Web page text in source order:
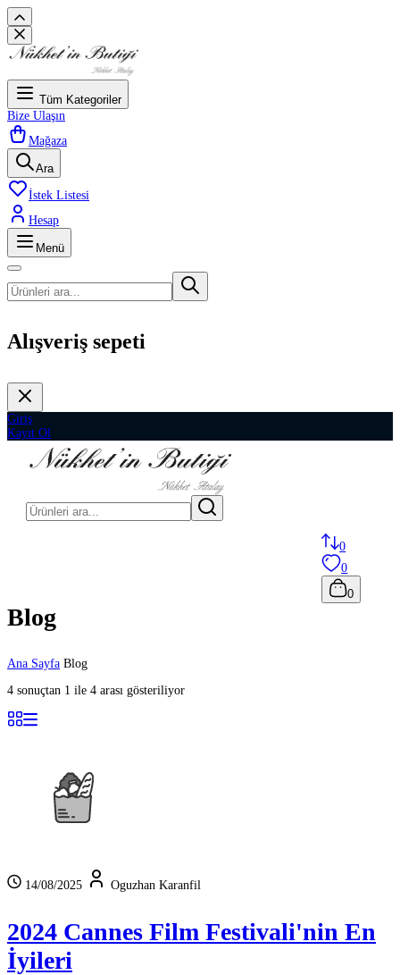
Tüm Kategoriler
Bize Ulaşın
Mağaza
Ara
İstek Listesi
Hesap
Menü
Alışveriş sepeti
Giriş
Kayıt Ol
0
0
0
Blog
Ana Sayfa Blog
4 sonuçtan 1 ile 4 arası gösteriliyor
14/08/2025 Oguzhan Karanfil
2024 Cannes Film Festivali'nin En
İyileri